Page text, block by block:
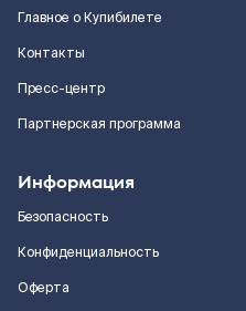
Главное о Купибилете
Контакты
Пресс-центр
Партнерская программа
Информация
Безопасность
Конфиденциальность
Оферта